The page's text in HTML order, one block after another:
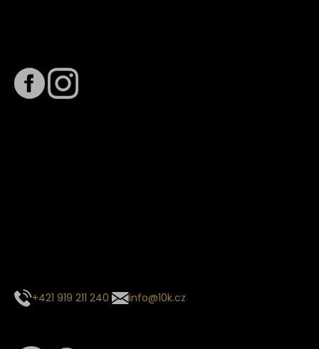
+421 919 211 240 info@10k.cz